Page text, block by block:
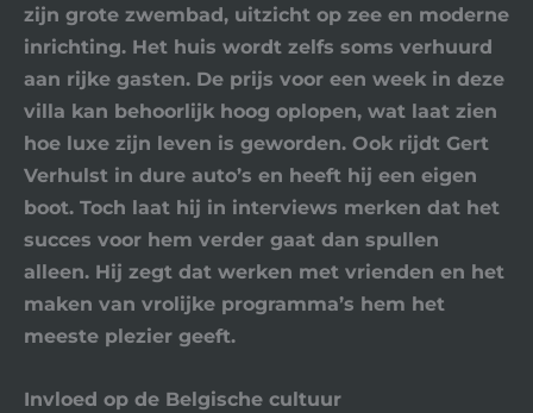
zijn grote zwembad, uitzicht op zee en moderne
inrichting. Het huis wordt zelfs soms verhuurd
aan rijke gasten. De prijs voor een week in deze
villa kan behoorlijk hoog oplopen, wat laat zien
hoe luxe zijn leven is geworden. Ook rijdt Gert
Verhulst in dure auto’s en heeft hij een eigen
boot. Toch laat hij in interviews merken dat het
succes voor hem verder gaat dan spullen
alleen. Hij zegt dat werken met vrienden en het
maken van vrolijke programma’s hem het
meeste plezier geeft.
Invloed op de Belgische cultuur